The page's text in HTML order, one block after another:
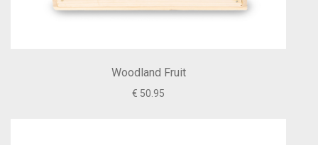
Woodland Fruit
€ 50.95